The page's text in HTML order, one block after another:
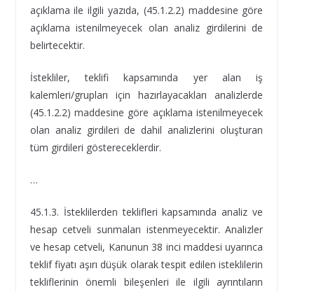
açıklama ile ilgili yazıda, (45.1.2.2) maddesine göre
açıklama istenilmeyecek olan analiz girdilerini de
belirtecektir.
İstekliler, teklifi kapsamında yer alan iş
kalemleri/grupları için hazırlayacakları analizlerde
(45.1.2.2) maddesine göre açıklama istenilmeyecek
olan analiz girdileri de dahil analizlerini oluşturan
tüm girdileri göstereceklerdir.
…
45.1.3. İsteklilerden teklifleri kapsamında analiz ve
hesap cetveli sunmaları istenmeyecektir. Analizler
ve hesap cetveli, Kanunun 38 inci maddesi uyarınca
teklif fiyatı aşırı düşük olarak tespit edilen isteklilerin
tekliflerinin önemli bileşenleri ile ilgili ayrıntıların